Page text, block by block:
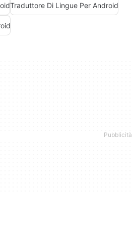
Traduttore Di Lingue Per Android